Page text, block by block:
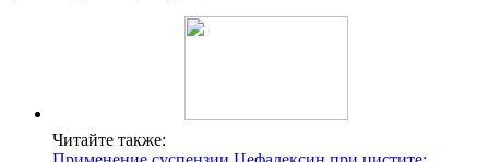
Читайте также: